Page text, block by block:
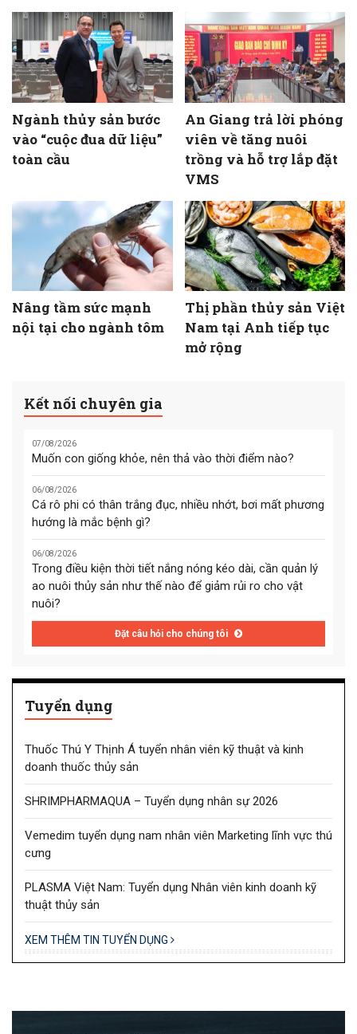
Ngành thủy sản bước
vào “cuộc đua dữ liệu”
toàn cầu
An Giang trả lời phóng
viên về tăng nuôi
trồng và hỗ trợ lắp đặt
VMS
Nâng tầm sức mạnh
nội tại cho ngành tôm
Thị phần thủy sản Việt
Nam tại Anh tiếp tục
mở rộng
Kết nối chuyên gia
07/08/2026
Muốn con giống khỏe, nên thả vào thời điểm nào?
06/08/2026
Cá rô phi có thân trắng đục, nhiều nhớt, bơi mất phương
hướng là mắc bệnh gì?
06/08/2026
Trong điều kiện thời tiết nắng nóng kéo dài, cần quản lý
ao nuôi thủy sản như thế nào để giảm rủi ro cho vật
nuôi?
Đặt câu hỏi cho chúng tôi
Tuyển dụng
Thuốc Thú Y Thịnh Á tuyển nhân viên kỹ thuật và kinh
doanh thuốc thủy sản
SHRIMPHARMAQUA – Tuyển dụng nhân sự 2026
Vemedim tuyển dụng nam nhân viên Marketing lĩnh vực thú
cưng
PLASMA Việt Nam: Tuyển dụng Nhân viên kinh doanh kỹ
thuật thủy sản
XEM THÊM TIN TUYỂN DỤNG